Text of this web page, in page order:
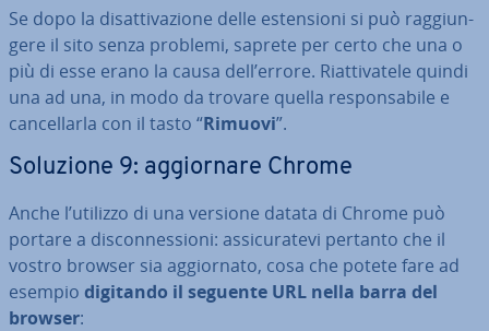
Se dopo la di­sat­ti­va­zio­ne delle esten­sio­ni si può rag­giun­
ge­re il sito senza problemi, saprete per certo che una o
più di esse erano la causa dell’errore. Riat­ti­va­te­le quindi
una ad una, in modo da trovare quella re­spon­sa­bi­le e
can­cel­lar­la con il tasto “Rimuovi”.
Soluzione 9: ag­gior­na­re Chrome
Anche l’utilizzo di una versione datata di Chrome può
portare a di­scon­nes­sio­ni: as­si­cu­ra­te­vi pertanto che il
vostro browser sia ag­gior­na­to, cosa che potete fare ad
esempio digitando il seguente URL nella barra del
browser: